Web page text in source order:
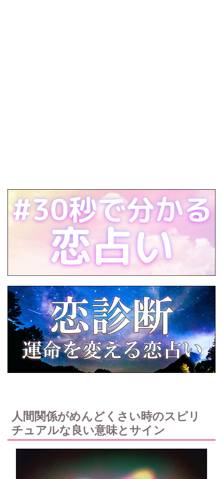
人間関係がめんどくさい時のスピリ
チュアルな良い意味とサイン